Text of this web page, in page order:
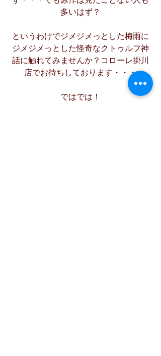
多いはず？
というわけでジメジメっとした梅雨に
ジメジメっとした怪奇なクトゥルフ神
話に触れてみませんか？コローレ掛川
店でお待ちしております・・・
ではでは！